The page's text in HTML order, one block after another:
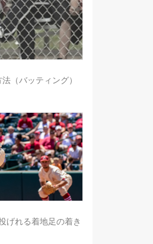
（バッティング）
げれる着地足の着き